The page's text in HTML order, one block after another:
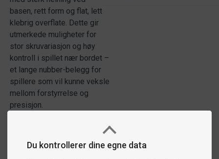
Du kontrollerer dine egne data
basen, rett form og flat, lett
klebrig overflate. Dette gir
utmerkede muligheter for
stor skruvariasjon og høy
kontroll i spillet nær bordet –
et lange nubber-belegg for
spillere som vil kunne veksle
mellom forstyrrelse og
presisjon.